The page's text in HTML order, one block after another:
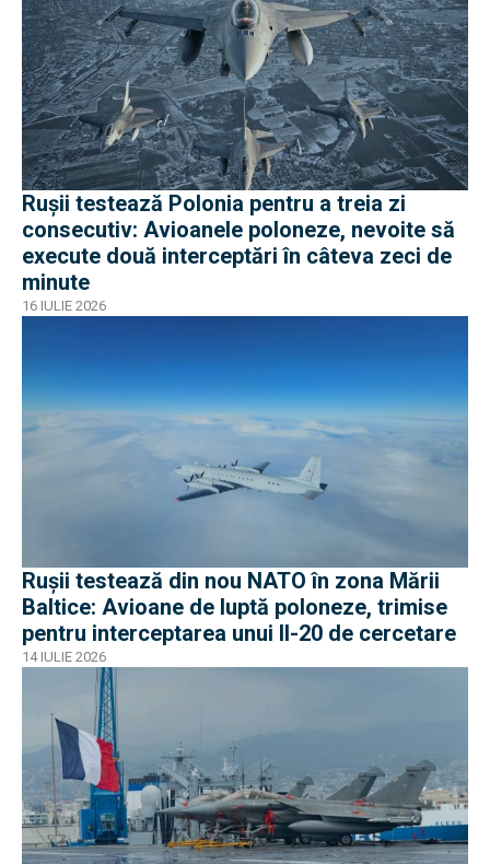
Rușii testează Polonia pentru a treia zi
consecutiv: Avioanele poloneze, nevoite să
execute două interceptări în câteva zeci de
minute
16 IULIE 2026
Rușii testează din nou NATO în zona Mării
Baltice: Avioane de luptă poloneze, trimise
pentru interceptarea unui Il-20 de cercetare
14 IULIE 2026